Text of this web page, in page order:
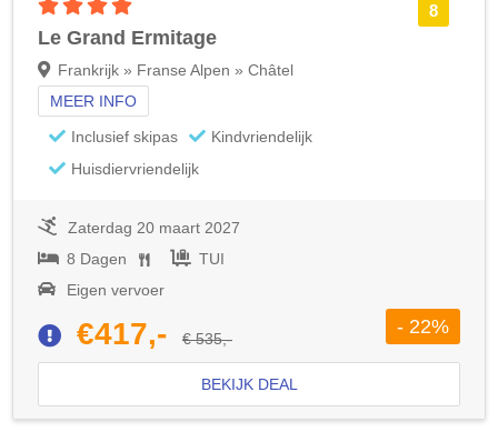
8
Le Grand Ermitage
Frankrijk » Franse Alpen » Châtel
MEER INFO
Inclusief skipas
Kindvriendelijk
Huisdiervriendelijk
Zaterdag 20 maart 2027
8 Dagen
TUI
Eigen vervoer
€417,- € 535,-
- 22%
BEKIJK DEAL